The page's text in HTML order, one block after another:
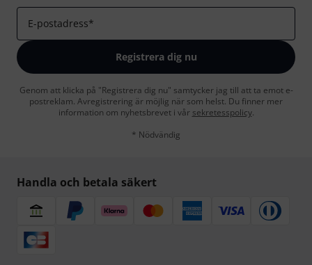
E-postadress*
Registrera dig nu
Genom att klicka på "Registrera dig nu" samtycker jag till att ta emot e-
postreklam. Avregistrering är möjlig när som helst. Du finner mer
information om nyhetsbrevet i vår sekretesspolicy.
* Nödvändig
Handla och betala säkert